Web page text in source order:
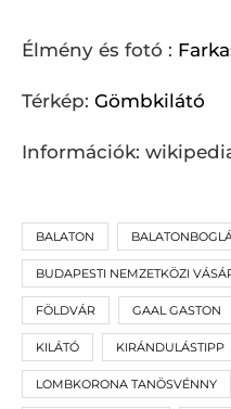
Élmény és fotó :
Térkép: Gömbkilátó
Információk:
BALATON
BUDAPESTI NEMZETKÖZI
FÖLDVÁR GAAL GASTON
KILÁTÓ KIRÁNDULÁSTIPP
LOMBKORONA TANÖSVÉNNY